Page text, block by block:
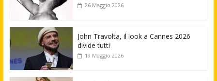
26 Maggio 2026
John Travolta, il look a Cannes 2026
divide tutti
19 Maggio 2026